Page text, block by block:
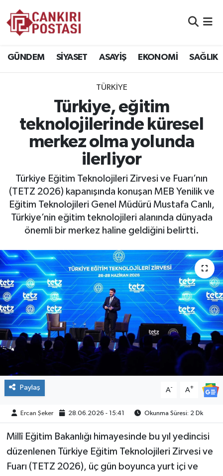
GÜNDEM SİYASET ASAYİŞ EKONOMİ SAĞLIK
TÜRKİYE
Türkiye, eğitim
teknolojilerinde küresel
merkez olma yolunda
ilerliyor
Türkiye Eğitim Teknolojileri Zirvesi ve Fuarı’nın
(TETZ 2026) kapanışında konuşan MEB Yenilik ve
Eğitim Teknolojileri Genel Müdürü Mustafa Canlı,
Türkiye’nin eğitim teknolojileri alanında dünyada
önemli bir merkez haline geldiğini belirtti.
Paylaş A- A+
Ercan Şeker 28.06.2026 - 15:41 Okunma Süresi: 2 Dk
Millî Eğitim Bakanlığı himayesinde bu yıl yedincisi
düzenlenen Türkiye Eğitim Teknolojileri Zirvesi ve
Fuarı (TETZ 2026), üç gün boyunca yurt içi ve
EKONOMİ
SAĞLIK
EĞİTİM
YAŞAM
İLÇELER
RESMİ İLANLAR
KÜLTÜR
TURİZM
MAGAZİN
VEFAT
TÜRKİYE
Trafik Durumu
Süper Lig Puan Durumu ve Fikstür
Tüm Manşetler
Son Dakika Haberleri
Haber Arşivi